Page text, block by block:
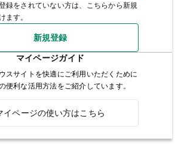
録をされていない方は、こちらから新規
ます。
新規登録
マイページガイド
スサイトを快適にご利用いただくために
便利な活用方法をご紹介しています。
イページの使い方はこちら